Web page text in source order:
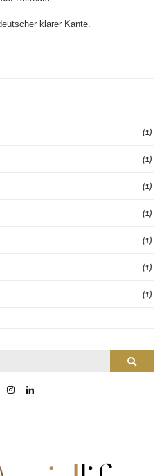
klarer Kante.
(1)
(1)
(1)
(1)
(1)
(1)
(1)
Suchen